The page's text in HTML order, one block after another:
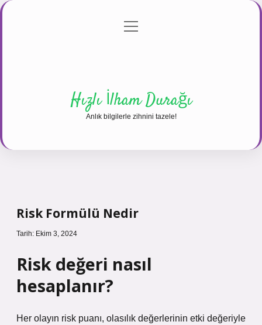
Gizlilik Politikası
menüyü
Hızlı İlham Durağı
Anlık bilgilerle zihnini tazele!
Risk Formülü Nedir
Tarih: Ekim 3, 2024
Risk değeri nasıl
hesaplanır?
Her olayın risk puanı, olasılık değerlerinin etki değeriyle